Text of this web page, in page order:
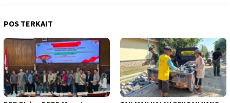
POS TERKAIT